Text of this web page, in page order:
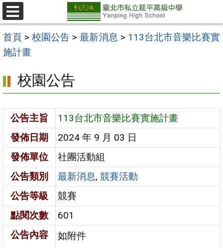
跳
至
主
要
區
選
單
首頁 >校園公告 >最新消息 > 113台北市音樂比賽實
施計畫
校園公告
公告主旨
113台北市音樂比賽實施計畫
發佈日期
2024 年 9 月 03 日
發佈單位
社團活動組
公告類別
最新消息,競賽活動
公告等級
競賽
點閱次數
601
公告內容
如附件